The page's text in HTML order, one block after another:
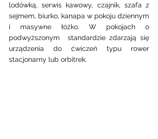
lodówką, serwis kawowy, czajnik, szafa z
sejmem, biurko, kanapa w pokoju dziennym
i masywne łóżko. W pokojach o
podwyższonym  standardzie zdarzają się
urządzenia do ćwiczeń typu rower
stacjonarny lub orbitrek.